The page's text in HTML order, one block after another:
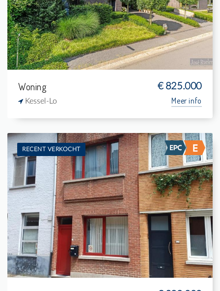
3
600 m²
2
-
Woning € 825.000
Kessel-Lo Meer info
RECENT VERKOCHT
Te koop: Woning
1
130 m²
1
-